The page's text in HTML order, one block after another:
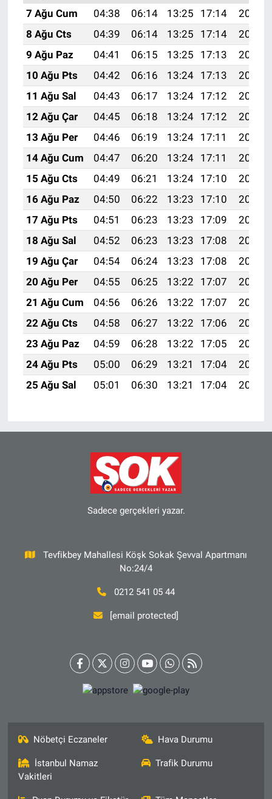
7 Ağu Cum
04:38 06:14 13:25 17:14
20:26
8 Ağu Cts
04:39 06:14 13:25 17:14
20:25
9 Ağu Paz
04:41 06:15 13:25 17:13
20:24
10 Ağu Pts
04:42 06:16 13:24 17:13
20:23
11 Ağu Sal
04:43 06:17 13:24 17:12
20:21
12 Ağu Çar
04:45 06:18 13:24 17:12
20:20
13 Ağu Per
04:46 06:19 13:24 17:11
20:19
14 Ağu Cum
04:47 06:20 13:24 17:11
20:18
15 Ağu Cts
04:49 06:21 13:24 17:10
20:16
16 Ağu Paz
04:50 06:22 13:23 17:10
20:15
17 Ağu Pts
04:51 06:23 13:23 17:09
20:14
18 Ağu Sal
04:52 06:23 13:23 17:08
20:13
19 Ağu Çar
04:54 06:24 13:23 17:08
20:11
20 Ağu Per
04:55 06:25 13:22 17:07
20:10
21 Ağu Cum
04:56 06:26 13:22 17:07
20:08
22 Ağu Cts
04:58 06:27 13:22 17:06
20:07
23 Ağu Paz
04:59 06:28 13:22 17:05
20:06
24 Ağu Pts
05:00 06:29 13:21 17:04
20:04
25 Ağu Sal
05:01 06:30 13:21 17:04 20:03
Sadece gerçekleri yazar.
Tevfikbey Mahallesi Köşk Sokak Şevval Apartmanı
No:24/4
0212 541 05 44
[email protected]
Nöbetçi Eczaneler Hava Durumu
İstanbul Namaz
Vakitleri
Trafik Durumu